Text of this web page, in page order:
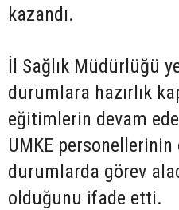
kazandı.
İl Sağlık Müdürlüğü
durumlara hazırlık
eğitimlerin devam
UMKE personellerinin
durumlarda görev
olduğunu ifade etti.